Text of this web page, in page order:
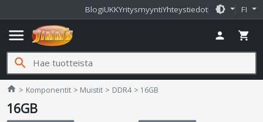
BlogiUKKYritysmyyntiYhteystiedot brightness_medium FI
menu person shopping_cart
search
home Jimms.fi
Komponentit Muistit DDR4 16GB
16GB